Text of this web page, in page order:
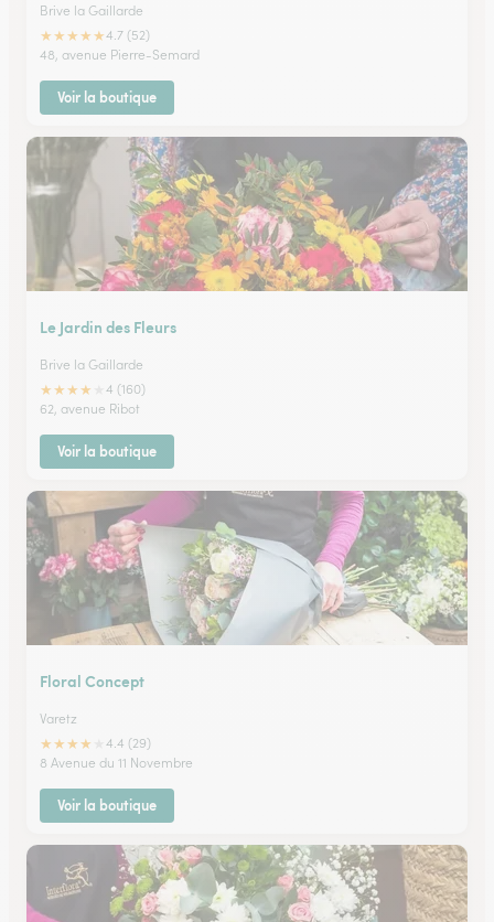
Brive la Gaillarde
★★★★★4.7 (52)
48, avenue Pierre-Semard
Voir la boutique
Le Jardin des Fleurs
Brive la Gaillarde
★★★★
4 (160)
62, avenue Ribot
Voir la boutique
Floral Concept
Varetz
★★★★
4.4 (29)
8 Avenue du 11 Novembre
Voir la boutique